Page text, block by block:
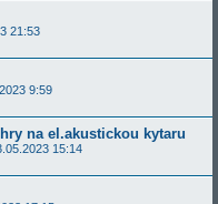
21:53
9:59
na el.akustickou kytaru
15:14